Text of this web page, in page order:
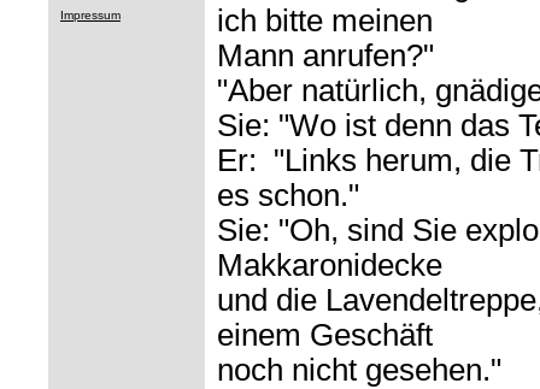
Impressum
ich bitte meinen
Mann anrufen?"
"Aber natürlich,
Sie: "Wo ist denn das
Er: "Links herum, die
es schon."
Sie: "Oh, sind Sie
Makkaronidecke
und die
einem Geschäft
noch nicht gesehen."